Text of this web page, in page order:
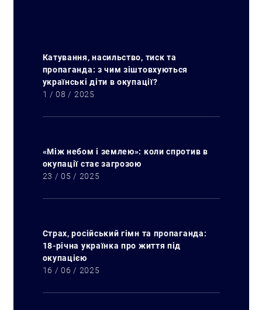
Катування, насильство, тиск та
пропаганда: з чим зіштовхуються
українські діти в окупації?
1 / 08 / 2025
«Між небом і землею»: коли спротив в
окупації стає загрозою
23 / 05 / 2025
Страх, російський гімн та пропаганда:
18-річна українка про життя під
окупацією
16 / 06 / 2025